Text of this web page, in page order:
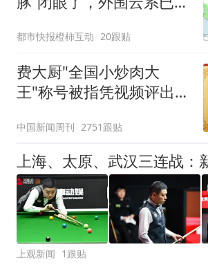
地位于台风危险半圆
都市快报橙柿互动 20跟贴
费大厨"全国小炒肉大
王"称号被指凭视频评出
中国新闻周刊 2751跟贴
上观新闻 1跟贴